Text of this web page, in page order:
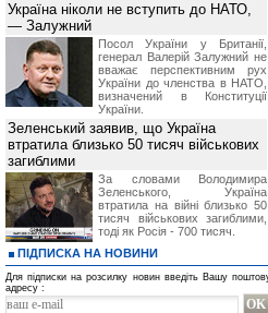
Україна ніколи не вступить до НАТО,
— Залужний
Посол України у Британії,
генерал Валерій Залужний не
вважає перспективним рух
України до членства в НАТО,
визначений в Конституції
України.
Зеленський заявив, що Україна
втратила близько 50 тисяч військових
загиблими
За словами Володимира
Зеленського, Україна
втратила на війні близько 50
тисяч військових загиблими,
тоді як Росія - 700 тисяч.
ПІДПИСКА НА НОВИНИ
Для підписки на розсилку новин введіть Вашу
адресу :